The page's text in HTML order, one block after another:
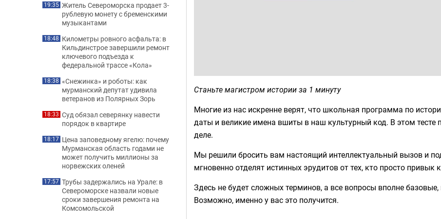
Станьте магистром истории за 1 минуту
Многие из нас искренне верят, что школьная программа по
даты и великие имена вшиты в наш культурный код. В этом тесте
деле.
Мы решили бросить вам настоящий интеллектуальный вызов и
мгновенно отделят истинных эрудитов от тех, кто просто
Здесь не будет сложных терминов, а все вопросы вполне
Возможно, именно у вас это получится.
19:35 Житель Североморска продает 3-
рублевую монету с бременскими
музыкантами
18:48 Километры ровного асфальта: в
Кильдинстрое завершили ремонт
ключевого подъезда к
федеральной трассе «Кола»
18:38 «Снежинка» и роботы: как
мурманский депутат удивила
ветеранов из Полярных Зорь
18:33 Суд обязал северянку навести
порядок в квартире
18:17 Цена заповедному ягелю: почему
Мурманская область годами не
может получить миллионы за
норвежских оленей
17:57 Трубы задержались на Урале: в
Североморске назвали новые
сроки завершения ремонта на
Комсомольской